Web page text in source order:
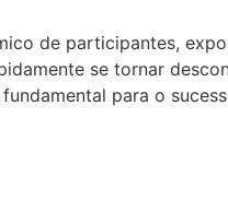
de participantes,
se tornar
para o